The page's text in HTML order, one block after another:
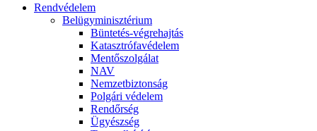
Rendvédelem
Belügyminisztérium
Büntetés-végrehajtás
Katasztrófavédelem
Mentőszolgálat
NAV
Nemzetbiztonság
Polgári védelem
Rendőrség
Ügyészség